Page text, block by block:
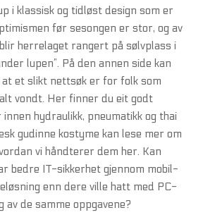
i klassisk og tidløst design som er
før sesongen er stor, og av
herrelaget rangert på sølvplass i
lupen”. På den annen side kan
et slikt nettsøk er for folk som
vondt. Her finner du eit godt
hydraulikk, pneumatikk og thai
gudinne kostyme kan lese mer om
vi håndterer dem her. Kan
bedre IT-sikkerhet gjennom mobil-
enn dere ville hatt med PC-
av de samme oppgavene?